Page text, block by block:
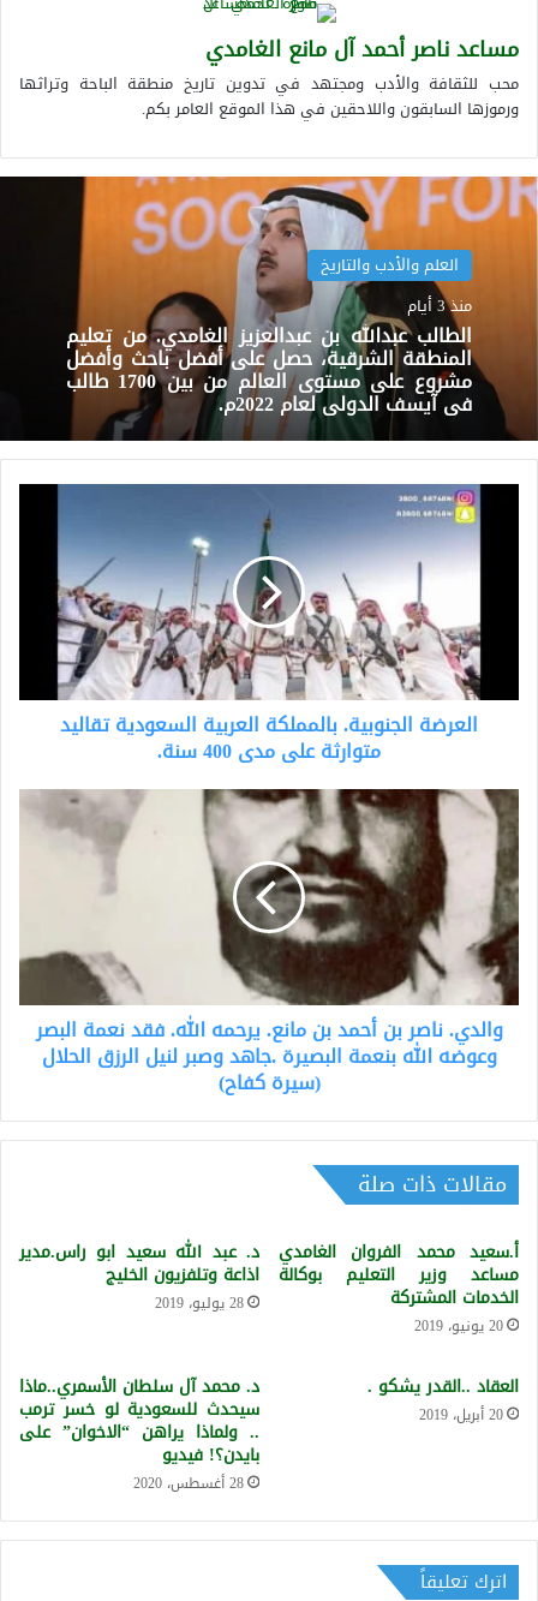
مساعد ناصر أحمد آل مانع الغامدي
محب للثقافة والأدب ومجتهد في تدوين تاريخ منطقة الباحة وتراثها
ورموزها السابقون واللاحقين في هذا الموقع العامر بكم.
العلم والأدب والتاريخ
منذ 3 أيام
الطالب عبدالله بن عبدالعزيز الغامدي. من تعليم
المنطقة الشرقية، حصل على أفضل باحث وأفضل
مشروع على مستوى العالم من بين 1700 طالب
في آيسف الدولي لعام 2022م.
العرضة
الجنوبية.
بالمملكة
العربية
متوارثة
مدى
العرضة الجنوبية. بالمملكة العربية السعودية تقاليد
متوارثة على مدى 400 سنة.
والدي.
ناصر
بن
أحمد
بن
مانع.
يرحمه
الله.
فقد
نعمة
البصر
بنعمة
.جاهد
وصبر
الرزق
الحلال
(سيرة
كفاح)
والدي. ناصر بن أحمد بن مانع. يرحمه الله. فقد نعمة البصر
وعوضه الله بنعمة البصيرة .جاهد وصبر لنيل الرزق الحلال
(سيرة كفاح)
مقالات ذات صلة
أ.سعيد محمد الفروان الغامدي
مساعد وزير التعليم بوكالة
الخدمات المشتركة
20 يونيو، 2019
د. عبد الله سعيد ابو راس.مدير
اذاعة وتلفزيون الخليج
28 يوليو، 2019
العقاد ..القدر يشكو .
20 أبريل، 2019
د. محمد آل سلطان الأسمري..ماذا
سيحدث للسعودية لو خسر ترمب
.. ولماذا يراهن “الاخوان” على
بايدن؟! فيديو
28 أغسطس، 2020
اترك تعليقاً